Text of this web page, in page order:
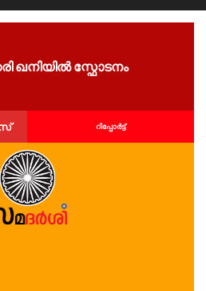
ഖ​നി​യി​ൽ സ്ഫോ​ട​നം
റിപ്പോര്‍ട്ട്